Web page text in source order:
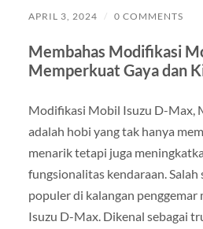
APRIL 3, 2024 / 0 COMMENTS
Membahas Modifikasi
Memperkuat Gaya dan
Modifikasi Mobil Isuzu D-Max,
adalah hobi yang tak hanya
menarik tetapi juga
fungsionalitas kendaraan. Salah
populer di kalangan penggemar
Isuzu D-Max. Dikenal sebagai